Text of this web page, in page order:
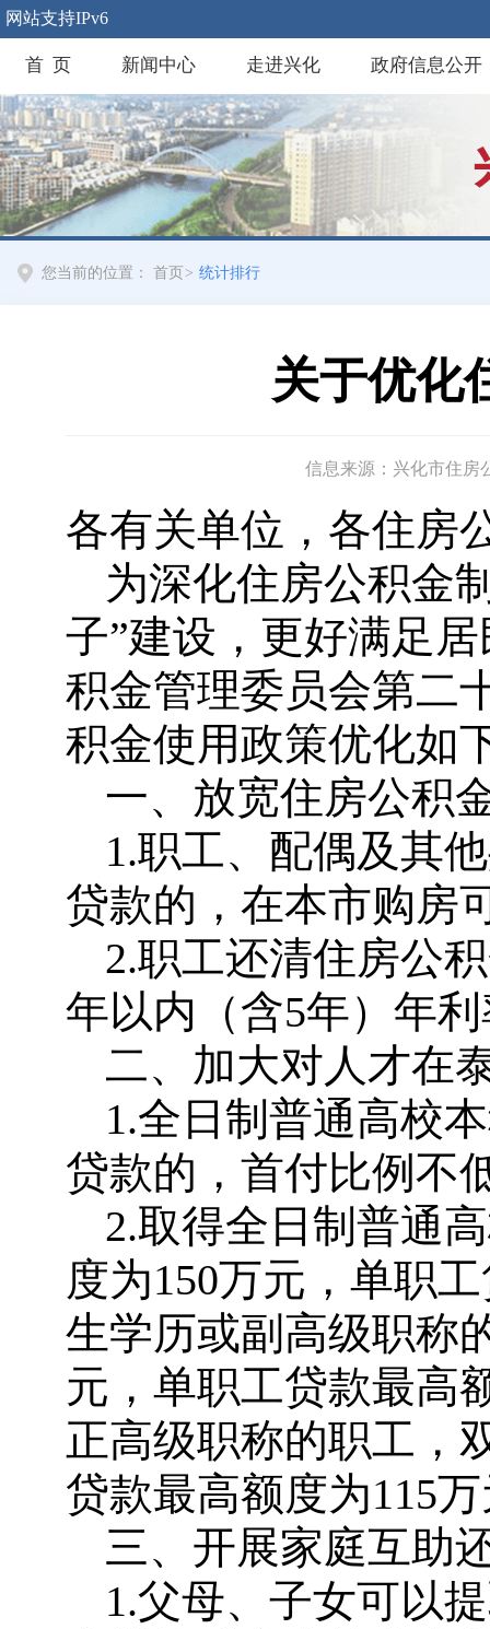
网站支持IPv6
首 页 新闻中心 走进兴化 政府信息公开
您当前的位置： 首页 > 统计排行
关于优化
信息来源：兴化市住房
各有关单位，各住房
为深化住房公积金
子”建设，更好满足
积金管理委员会第二
积金使用政策优化如
一、放宽住房公积
1.职工、配偶及其
贷款的，在本市购房
2.职工还清住房公
年以内（含5年）年
二、加大对人才在
1.全日制普通高校
贷款的，首付比例不
2.取得全日制普通
度为150万元，单职
生学历或副高级职称
元，单职工贷款最高
正高级职称的职工，
贷款最高额度为115
三、开展家庭互助
1.父母、子女可以